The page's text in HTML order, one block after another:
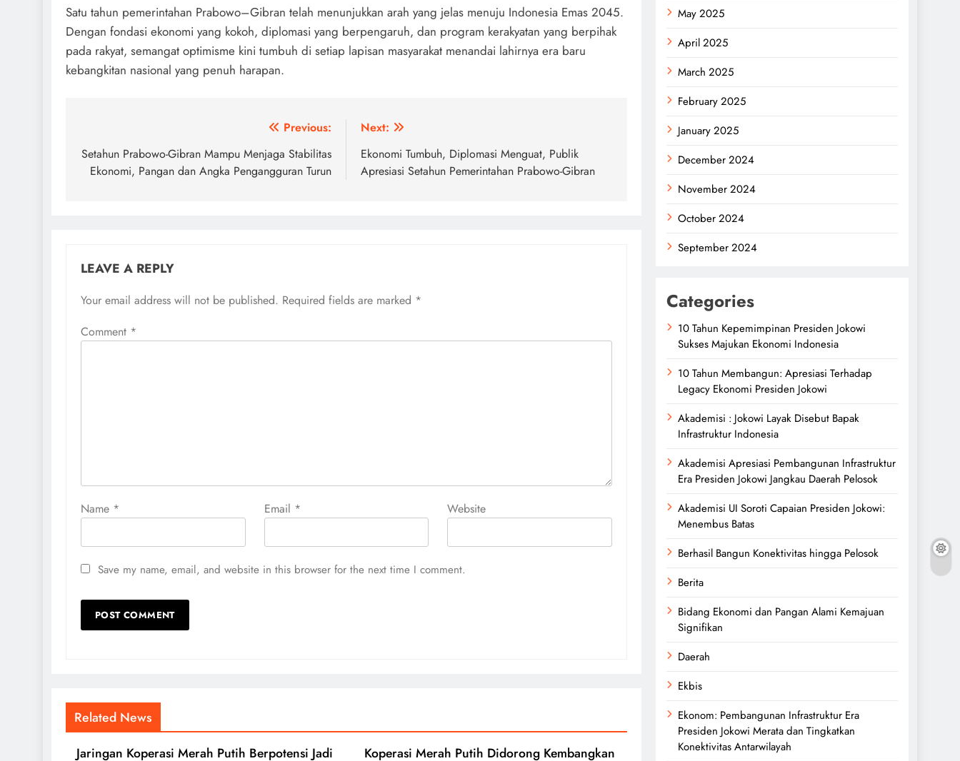
Satu tahun pemerintahan Prabowo–Gibran telah menunjukkan arah yang jelas menuju Indonesia Emas 2045.
Dengan fondasi ekonomi yang kokoh, diplomasi yang berpengaruh, dan program kerakyatan yang berpihak
pada rakyat, semangat optimisme kini tumbuh di setiap lapisan masyarakat menandai lahirnya era baru
kebangkitan nasional yang penuh harapan.
navigation
Previous:
Setahun Prabowo-Gibran Mampu Menjaga Stabilitas
Ekonomi, Pangan dan Angka Pengangguran Turun
Next:
Ekonomi Tumbuh, Diplomasi Menguat, Publik
Apresiasi Setahun Pemerintahan Prabowo-Gibran
LEAVE A REPLY
Your email address will not be published. Required fields are marked *
Comment *
Name * Email * Website
Save my name, email, and website in this browser for the next time I comment.
Related News
Jaringan Koperasi Merah Putih Berpotensi Jadi
Koperasi Merah Putih Didorong Kembangkan
May 2025
April 2025
March 2025
February 2025
January 2025
December 2024
November 2024
October 2024
September 2024
Categories
10 Tahun Kepemimpinan Presiden Jokowi
Sukses Majukan Ekonomi Indonesia
10 Tahun Membangun: Apresiasi Terhadap
Legacy Ekonomi Presiden Jokowi
Akademisi : Jokowi Layak Disebut Bapak
Infrastruktur Indonesia
Akademisi Apresiasi Pembangunan Infrastruktur
Era Presiden Jokowi Jangkau Daerah Pelosok
Akademisi UI Soroti Capaian Presiden Jokowi:
Menembus Batas
Berhasil Bangun Konektivitas hingga Pelosok
Berita
Bidang Ekonomi dan Pangan Alami Kemajuan
Signifikan
Daerah
Ekbis
Ekonom: Pembangunan Infrastruktur Era
Presiden Jokowi Merata dan Tingkatkan
Konektivitas Antarwilayah